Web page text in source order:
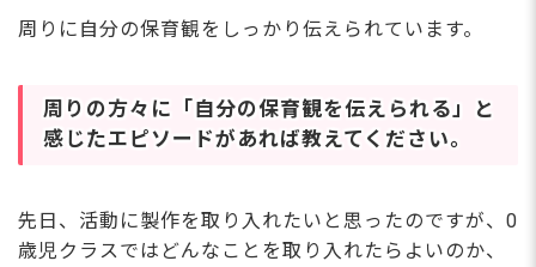
周りに自分の保育観をしっかり伝えられています。
周りの方々に「自分の保育観を伝えられる」と
感じたエピソードがあれば教えてください。
先日、活動に製作を取り入れたいと思ったのですが、0
歳児クラスではどんなことを取り入れたらよいのか、